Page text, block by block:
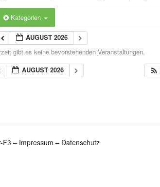
Kategorien
AUGUST 2026
gibt es keine bevorstehenden Veranstaltungen.
AUGUST 2026
F3 – Impressum – Datenschutz